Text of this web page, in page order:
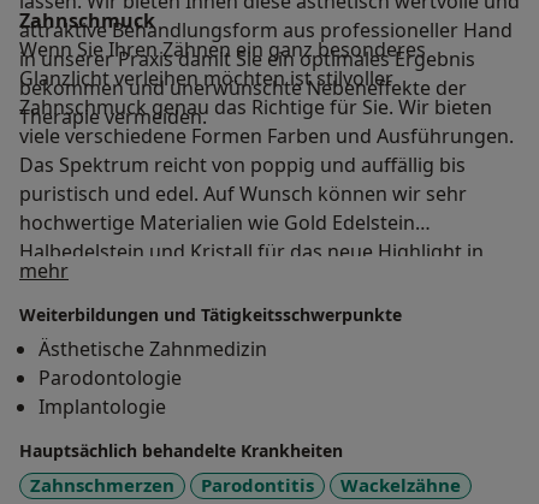
attraktive Behandlungsform aus professioneller Hand
in unserer Praxis damit Sie ein optimales Ergebnis
bekommen und unerwünschte Nebeneffekte der
Therapie vermeiden.
Zahnschmuck
Wenn Sie Ihren Zähnen ein ganz besonderes
Glanzlicht verleihen möchten ist stilvoller
Zahnschmuck genau das Richtige für Sie. Wir bieten
viele verschiedene Formen Farben und Ausführungen.
Das Spektrum reicht von poppig und auffällig bis
puristisch und edel. Auf Wunsch können wir sehr
hochwertige Materialien wie Gold Edelstein
Halbedelstein und Kristall für das neue Highlight in
Ihrem Zahnbild verwenden. Alle von uns empfohlenen
Schmuckstücke sind speziell für die Befestigung ohne
Bohren auf natürlichen Zähnen gefertigt. Und wenn
sich Ihr Geschmack ändert können Sie jederzeit
wieder entfernt werden ohne Zahnschaden und
andere Einschränkungen.
mehrÜber mich
Weiterbildungen und Tätigkeitsschwerpunkte
Ästhetische Zahnmedizin
Parodontologie
Implantologie
Hauptsächlich behandelte Krankheiten
Zahnschmerzen Parodontitis
Wackelzähne